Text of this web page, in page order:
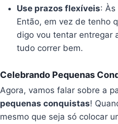
Use prazos flexíveis: Às
Então, em vez de tenho
digo vou tentar entregar
tudo correr bem.
Celebrando Pequenas
Agora, vamos falar sobre a
pequenas conquistas!
mesmo que seja só colocar